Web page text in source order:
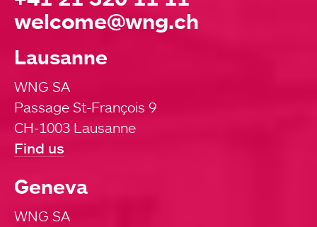
welcome@wng.ch
Lausanne
WNG SA
Passage St-François 9
CH-1003 Lausanne
Find us
Geneva
WNG SA